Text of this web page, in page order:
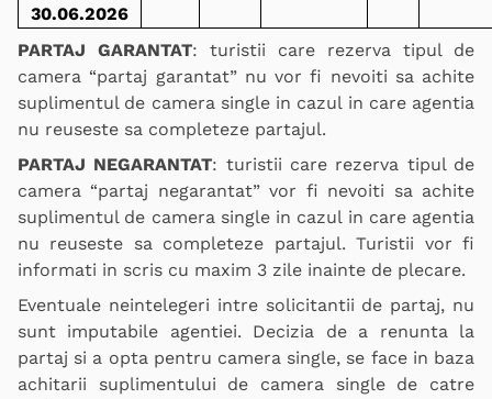
30.06.2026
PARTAJ GARANTAT: turistii care rezerva tipul de
camera “partaj garantat” nu vor fi nevoiti sa achite
suplimentul de camera single in cazul in care agentia
nu reuseste sa completeze partajul.
PARTAJ NEGARANTAT: turistii care rezerva tipul de
camera “partaj negarantat” vor fi nevoiti sa achite
suplimentul de camera single in cazul in care agentia
nu reuseste sa completeze partajul. Turistii vor fi
informati in scris cu maxim 3 zile inainte de plecare.
Eventuale neintelegeri intre solicitantii de partaj, nu
sunt imputabile agentiei. Decizia de a renunta la
partaj si a opta pentru camera single, se face in baza
achitarii suplimentului de camera single de catre